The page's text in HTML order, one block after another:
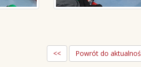
<< Powrót do